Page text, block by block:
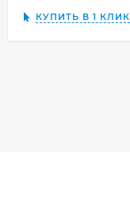
КУПИТЬ В 1 КЛИК